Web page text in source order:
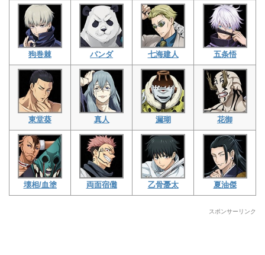
狗巻棘 パンダ 七海建人 五条悟
東堂葵 真人 漏瑚 花御
壊相/血塗 両面宿儺 乙骨憂太 夏油傑
スポンサーリンク